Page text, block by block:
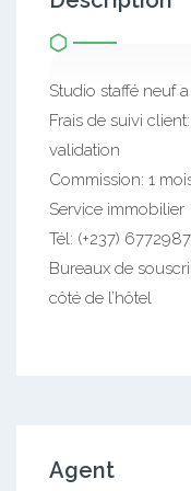
Studio staffé neuf
Frais de suivi
validation
Commission: 1
Service immobilier
Tél: (+237)
Bureaux de
côté de l’hôtel
Agent